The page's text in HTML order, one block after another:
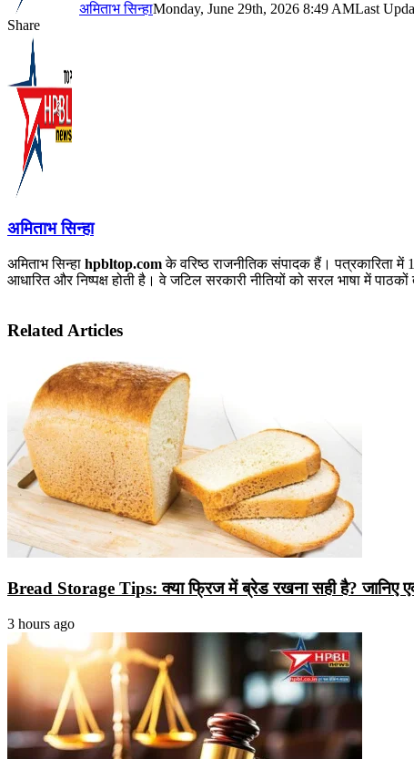
अमिताभ सिन्हाMonday, June 29th, 2026 8:49 AMLast
Share
Facebook
LinkedIn
Pinterest
WhatsApp
Telegram
अमिताभ सिन्हा
अमिताभ सिन्हा hpbltop.comके वरिष्ठ राजनीतिक संपादक हैं। पत्रकारिता में
आधारित और निष्पक्ष होती है। वे जटिल सरकारी नीतियों को सरल भाषा में
Related Articles
Bread Storage Tips: क्या फ्रिज में ब्रेड रखना सही है? जानिए
3 hours ago